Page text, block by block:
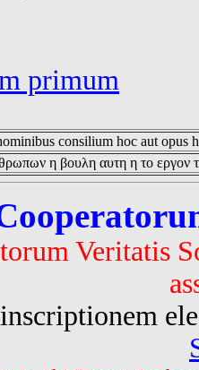
primum
consilium hoc aut opus
η βουλη αυτη η το εργον
Veritatis
inscriptionem